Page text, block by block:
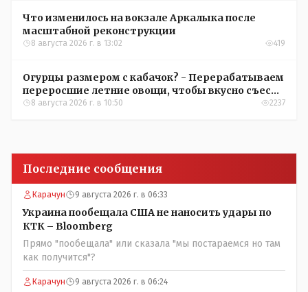
Что изменилось на вокзале Аркалыка после
масштабной реконструкции
8 августа 2026 г. в 13:02 419
Огурцы размером с кабачок? - Перерабатываем
переросшие летние овощи, чтобы вкусно съесть
зимой
8 августа 2026 г. в 10:50 2237
Последние сообщения
Карачун 9 августа 2026 г. в 06:33
Украина пообещала США не наносить удары по
КТК – Bloomberg
Прямо "пообещала" или сказала "мы постараемся но там
как получится"?
Карачун 9 августа 2026 г. в 06:24